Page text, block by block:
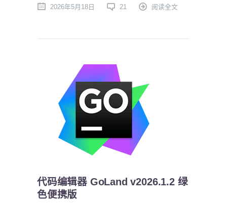
2026年5月18日 21 阅读全文
代码编辑器 GoLand v2026.1.2 绿
色便携版